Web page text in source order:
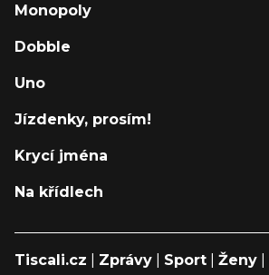
Monopoly
Dobble
Uno
Jízdenky, prosím!
Krycí jména
Na křídlech
Tiscali.cz Zprávy Sport Ženy